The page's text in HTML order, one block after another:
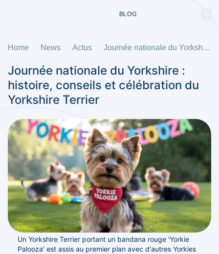
BLOG
Home News Actus Journée nationale du Yorkshire : histoire, conseils et célébration du Yorkshire Terrier
Journée nationale du Yorkshire :
histoire, conseils et célébration du
Yorkshire Terrier
Un Yorkshire Terrier portant un bandana rouge 'Yorkie
Palooza' est assis au premier plan avec d'autres Yorkies